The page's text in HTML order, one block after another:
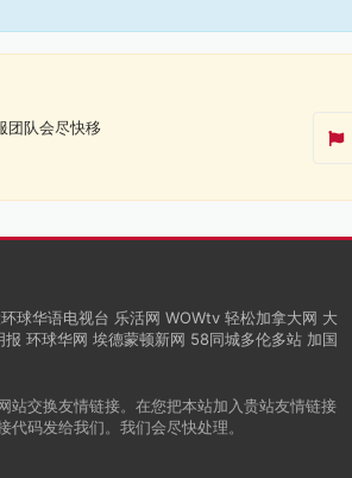
团队会尽快移
球华语电视台 乐活网 WOWtv 轻松加拿大网 大
报 环球华网 埃德蒙顿新网 58同城多伦多站 加国
站交换友情链接。在您把本站加入贵站友情链接
代码发给我们。我们会尽快处理。